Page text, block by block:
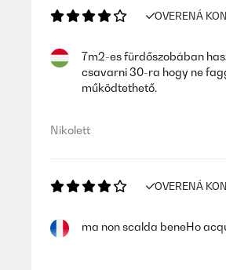
OVERENÁ
7m2-es fürdőszobában
csavarni 30-ra hogy ne
működtethető.
Nikolett
OVERENÁ
ma non scalda beneHo